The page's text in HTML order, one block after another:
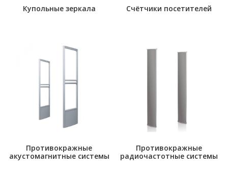
Купольные зеркала Счётчики посетителей
Противокражные
акустомагнитные системы
Противокражные
радиочастотные системы